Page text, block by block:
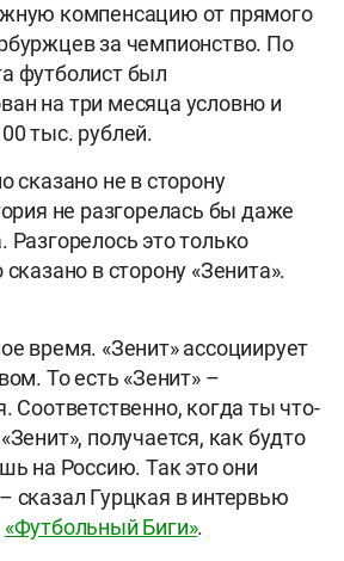
компенсацию от прямого
за чемпионство. По
футболист был
на три месяца условно и
тыс. рублей.
сказано не в сторону
не разгорелась бы даже
это только
в сторону «Зенита».
время. «Зенит» ассоциирует
То есть «Зенит» –
Соответственно, когда ты что-
получается, как будто
на Россию. Так это они
сказал Гурцкая в интервью
«Футбольный Биги».